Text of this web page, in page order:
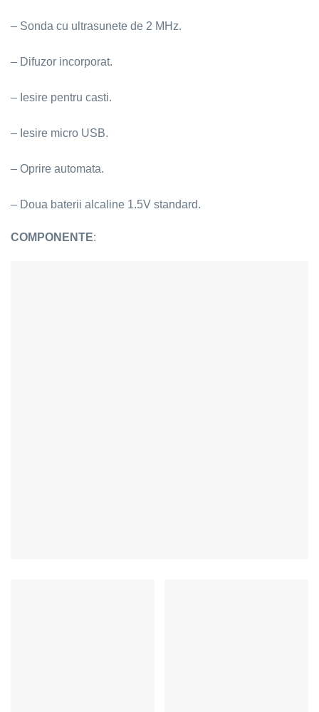
– Sonda cu ultrasunete de 2 MHz.
– Difuzor incorporat.
– Iesire pentru casti.
– Iesire micro USB.
– Oprire automata.
– Doua baterii alcaline 1.5V standard.
COMPONENTE: